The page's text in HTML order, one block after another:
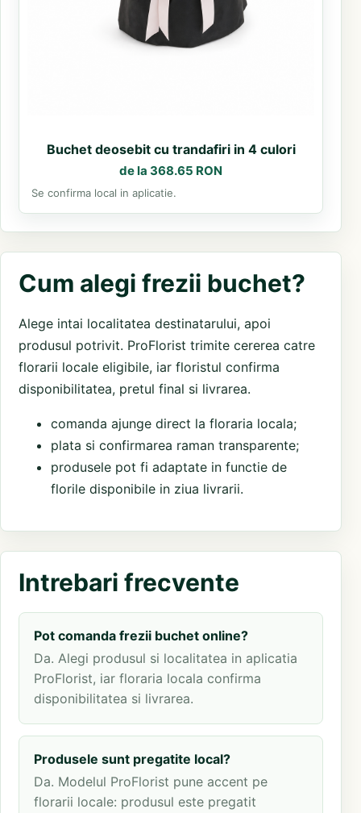
Buchet deosebit cu trandafiri in 4 culori
de la 368.65 RON
Se confirma local in aplicatie.
Cum alegi frezii buchet?
Alege intai localitatea destinatarului, apoi
produsul potrivit. ProFlorist trimite cererea catre
florarii locale eligibile, iar floristul confirma
disponibilitatea, pretul final si livrarea.
comanda ajunge direct la floraria locala;
plata si confirmarea raman transparente;
produsele pot fi adaptate in functie de
florile disponibile in ziua livrarii.
Intrebari frecvente
Pot comanda frezii buchet online?
Da. Alegi produsul si localitatea in aplicatia
ProFlorist, iar floraria locala confirma
disponibilitatea si livrarea.
Produsele sunt pregatite local?
Da. Modelul ProFlorist pune accent pe
florarii locale: produsul este pregatit